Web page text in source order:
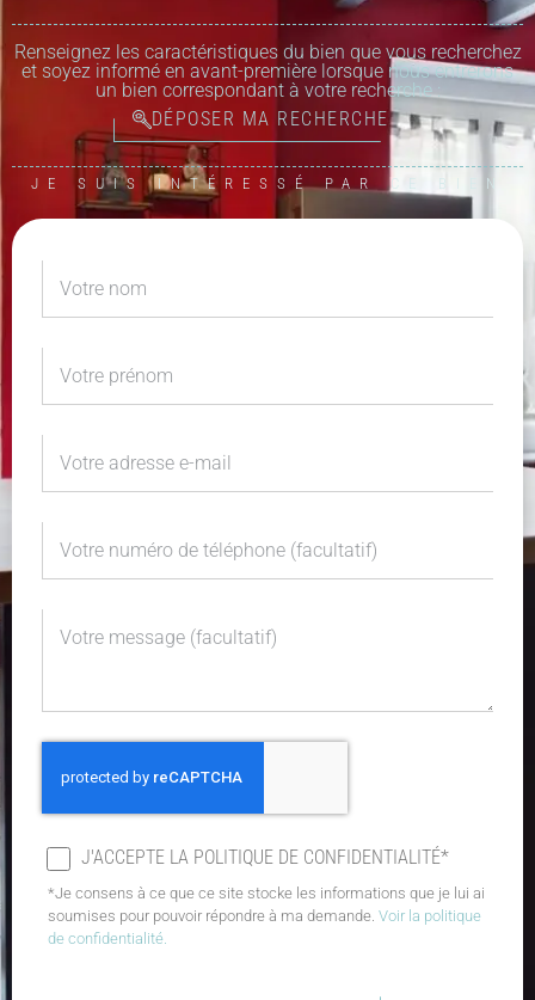
Renseignez les caractéristiques du bien que vous recherchez
et soyez informé en avant-première lorsque nous entrerons
un bien correspondant à votre recherche :
DÉPOSER MA RECHERCHE
JE SUIS INTÉRESSÉ PAR CE BIEN
J'ACCEPTE LA POLITIQUE DE CONFIDENTIALITÉ*
*Je consens à ce que ce site stocke les informations que je lui ai
soumises pour pouvoir répondre à ma demande. Voir la politique
de confidentialité.